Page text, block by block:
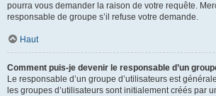
pourra vous demander la raison de votre requête.
responsable de groupe s’il refuse votre demande.
Haut
Comment puis-je devenir le responsable d’un
Le responsable d’un groupe d’utilisateurs est
les groupes d’utilisateurs sont initialement créés par